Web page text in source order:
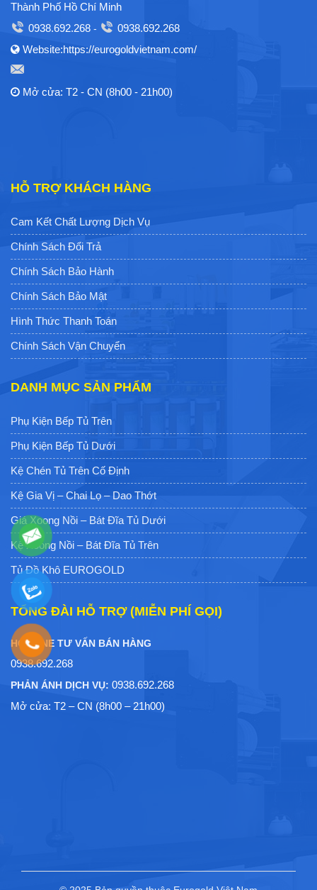
Thành Phố Hồ Chí Minh
0938.692.268 -
0938.692.268
Website:https://eurogoldvietnam.com/
Mở cửa: T2 - CN (8h00 - 21h00)
HỖ TRỢ KHÁCH HÀNG
Cam Kết Chất Lượng Dịch Vụ
Chính Sách Đổi Trả
Chính Sách Bảo Hành
Chính Sách Bảo Mật
Hình Thức Thanh Toán
Chính Sách Vận Chuyển
DANH MỤC SẢN PHẨM
Phụ Kiện Bếp Tủ Trên
Phụ Kiện Bếp Tủ Dưới
Kệ Chén Tủ Trên Cố Định
Kệ Gia Vị – Chai Lọ – Dao Thớt
Giá Xoong Nồi – Bát Đĩa Tủ Dưới
Kệ Xoong Nồi – Bát Đĩa Tủ Trên
Tủ Đồ Khô EUROGOLD
TỔNG ĐÀI HỖ TRỢ (MIỄN PHÍ GỌI)
HOTLINE TƯ VẤN BÁN HÀNG
0938.692.268
PHẢN ÁNH DỊCH VỤ: 0938.692.268
Mở cửa: T2 – CN (8h00 – 21h00)